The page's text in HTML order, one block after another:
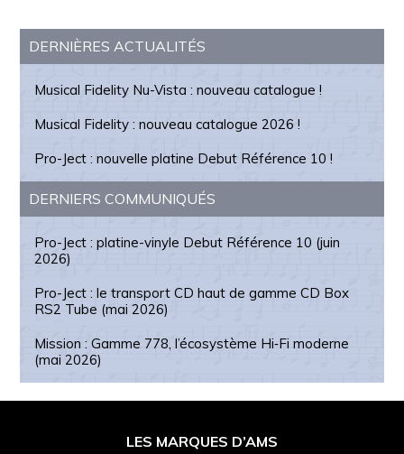
Barre
latérale
principale
DERNIÈRES ACTUALITÉS
Musical Fidelity Nu-Vista : nouveau catalogue !
Musical Fidelity : nouveau catalogue 2026 !
Pro-Ject : nouvelle platine Debut Référence 10 !
DERNIERS COMMUNIQUÉS
Pro-Ject : platine-vinyle Debut Référence 10 (juin
2026)
Pro-Ject : le transport CD haut de gamme CD Box
RS2 Tube (mai 2026)
Mission : Gamme 778, l’écosystème Hi‑Fi moderne
(mai 2026)
LES MARQUES D’AMS